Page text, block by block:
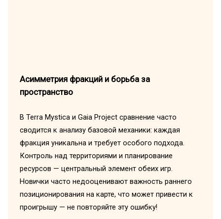
Асимметрия фракций и борьба за
пространство
В Terra Mystica и Gaia Project сравнение часто
сводится к анализу базовой механики: каждая
фракция уникальна и требует особого подхода.
Контроль над территориями и планирование
ресурсов — центральный элемент обеих игр.
Новички часто недооценивают важность раннего
позиционирования на карте, что может привести к
проигрышу — не повторяйте эту ошибку!